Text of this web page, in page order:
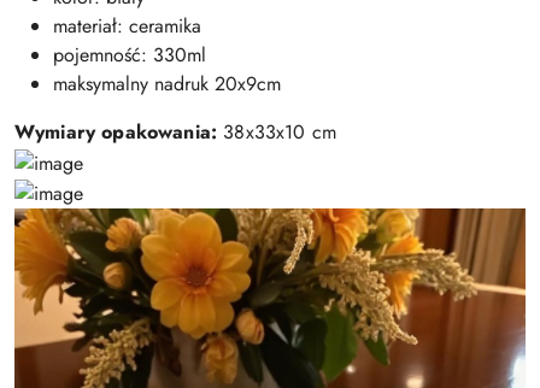
materiał: ceramika
pojemność: 330ml
maksymalny nadruk 20x9cm
Wymiary opakowania: 38x33x10 cm